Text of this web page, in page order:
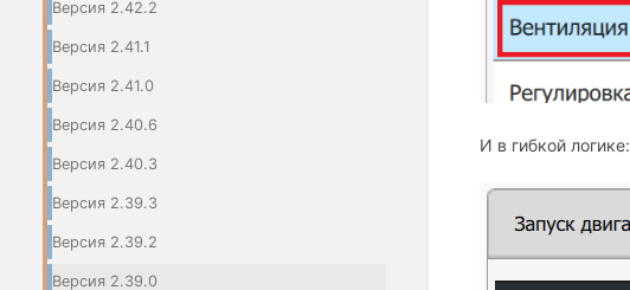
Версия 2.42.2
Версия 2.41.1
Версия 2.41.0
Версия 2.40.6
Версия 2.40.3
Версия 2.39.3
Версия 2.39.2
Версия 2.39.0
И в гибкой логике: